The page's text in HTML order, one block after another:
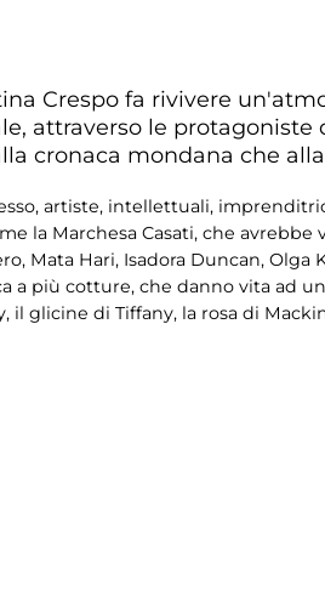
Crespo fa rivivere
attraverso le protagoniste
cronaca mondana che
artiste, intellettuali,
la Marchesa Casati, che avrebbe
Mata Hari, Isadora Duncan, Olga
a più cotture, che danno vita ad
glicine di Tiffany, la rosa di